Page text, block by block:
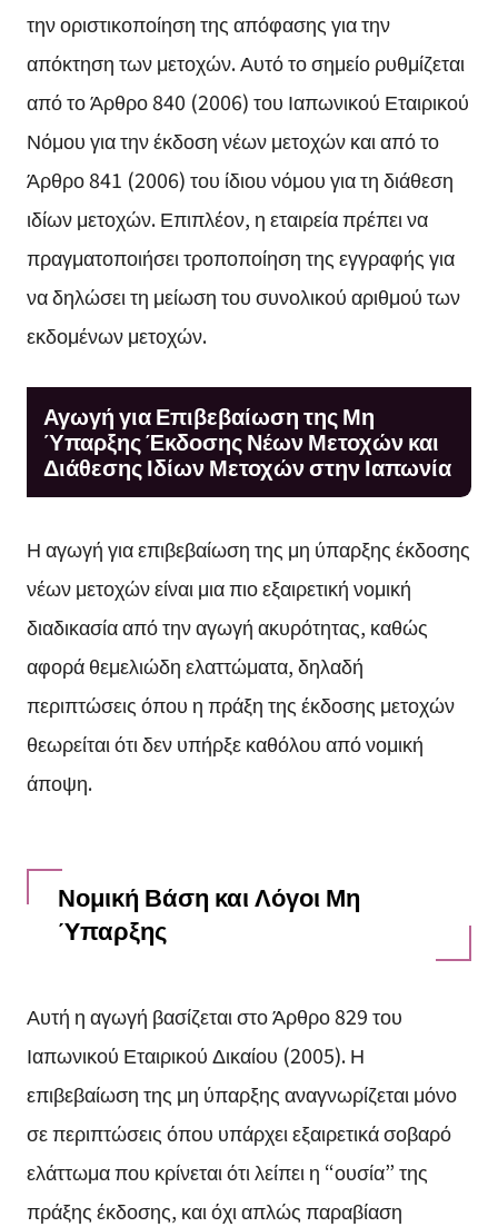
την οριστικοποίηση της απόφασης για την
απόκτηση των μετοχών. Αυτό το σημείο ρυθμίζεται
από το Άρθρο 840 (2006) του Ιαπωνικού Εταιρικού
Νόμου για την έκδοση νέων μετοχών και από το
Άρθρο 841 (2006) του ίδιου νόμου για τη διάθεση
ιδίων μετοχών. Επιπλέον, η εταιρεία πρέπει να
πραγματοποιήσει τροποποίηση της εγγραφής για
να δηλώσει τη μείωση του συνολικού αριθμού των
εκδομένων μετοχών.
Αγωγή για Επιβεβαίωση της Μη
Ύπαρξης Έκδοσης Νέων Μετοχών και
Διάθεσης Ιδίων Μετοχών στην Ιαπωνία
Η αγωγή για επιβεβαίωση της μη ύπαρξης έκδοσης
νέων μετοχών είναι μια πιο εξαιρετική νομική
διαδικασία από την αγωγή ακυρότητας, καθώς
αφορά θεμελιώδη ελαττώματα, δηλαδή
περιπτώσεις όπου η πράξη της έκδοσης μετοχών
θεωρείται ότι δεν υπήρξε καθόλου από νομική
άποψη.
Νομική Βάση και Λόγοι Μη
Ύπαρξης
Αυτή η αγωγή βασίζεται στο Άρθρο 829 του
Ιαπωνικού Εταιρικού Δικαίου (2005). Η
επιβεβαίωση της μη ύπαρξης αναγνωρίζεται μόνο
σε περιπτώσεις όπου υπάρχει εξαιρετικά σοβαρό
ελάττωμα που κρίνεται ότι λείπει η “ουσία” της
πράξης έκδοσης, και όχι απλώς παραβίαση